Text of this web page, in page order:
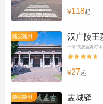
¥118起
随买随用 汉广陵王
一睹“黄肠题凑式”


¥27起
随买随用 盂城驿